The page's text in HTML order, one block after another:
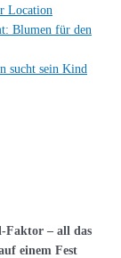
Location
Blumen für den
sucht sein Kind
Faktor – all das
einem Fest